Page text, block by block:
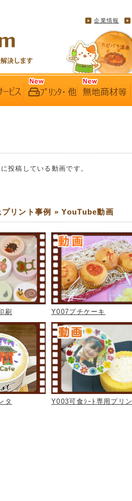
企業情報
稿している動画です。
リント事例 » YouTube動画
刷 Y007プチケーキ
タ Y003可食ｼｰﾄ専用プリ